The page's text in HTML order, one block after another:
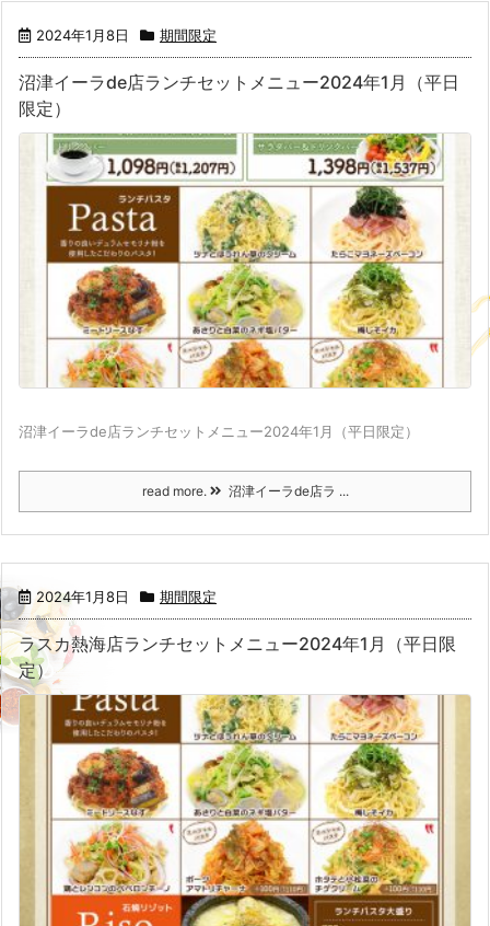
2024年1月8日 期間限定
沼津イーラde店ランチセットメニュー2024年1月（平日
限定）
沼津イーラde店ランチセットメニュー2024年1月（平日限定）
read more. 沼津イーラde店ラ ...
2024年1月8日 期間限定
ラスカ熱海店ランチセットメニュー2024年1月（平日限
定）